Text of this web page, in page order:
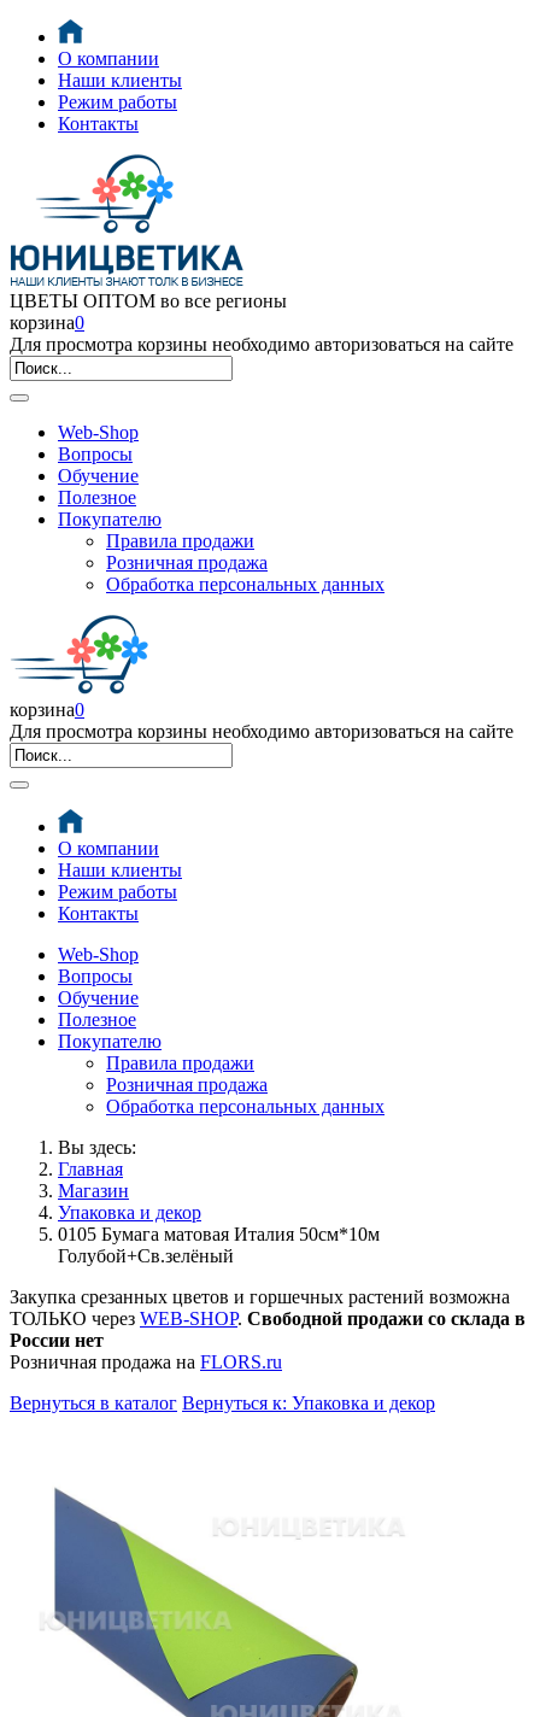
О компании
Наши клиенты
Режим работы
Контакты
ЦВЕТЫ ОПТОМ во все регионы
корзина0
Для просмотра корзины необходимо авторизоваться на сайте
Web-Shop
Вопросы
Обучение
Полезное
Покупателю
Правила продажи
Розничная продажа
Обработка персональных данных
корзина0
Для просмотра корзины необходимо авторизоваться на сайте
О компании
Наши клиенты
Режим работы
Контакты
Web-Shop
Вопросы
Обучение
Полезное
Покупателю
Правила продажи
Розничная продажа
Обработка персональных данных
Вы здесь:
Главная
Магазин
Упаковка и декор
0105 Бумага матовая Италия 50см*10м
Голубой+Св.зелёный
Закупка срезанных цветов и горшечных растений возможна
ТОЛЬКО через WEB-SHOP. Свободной продажи со склада в
России нет
Розничная продажа на FLORS.ru
Вернуться в каталог Вернуться к: Упаковка и декор